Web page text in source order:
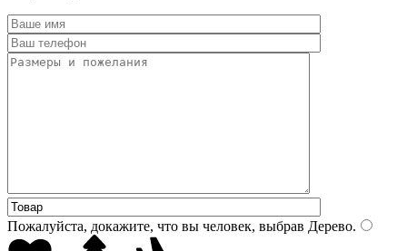
Пожалуйста, докажите, что вы человек, выбрав Дерево.